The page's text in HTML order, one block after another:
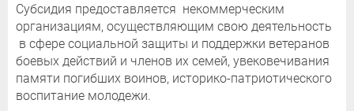
Субсидия предоставляется некоммерческим
организациям, осуществляющим свою деятельность
в сфере социальной защиты и поддержки ветеранов
боевых действий и членов их семей, увековечивания
памяти погибших воинов, историко-патриотического
воспитание молодежи.